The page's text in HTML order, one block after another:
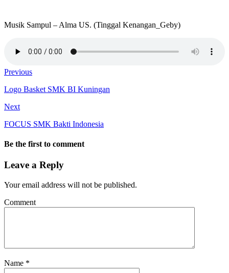
Musik Sampul – Alma US. (Tinggal Kenangan_Geby)
Previous
Logo Basket SMK BI Kuningan
Next
FOCUS SMK Bakti Indonesia
Be the first to comment
Leave a Reply
Your email address will not be published.
Comment
Name *